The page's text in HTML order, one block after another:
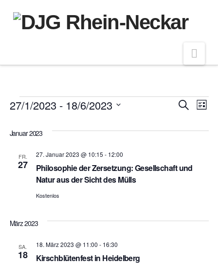
Veranstaltungen Suche
Liste
27/1/2023 - 18/6/2023
wählen.
Januar 2023
FR.
27
Philosophie der Zersetzung: Gesellschaft und
Natur aus der Sicht des Mülls
27. Januar 2023 @ 10:15 - 12:00
Kostenlos
März 2023
SA.
18 Kirschblütenfest in Heidelberg
18. März 2023 @ 11:00 - 16:30